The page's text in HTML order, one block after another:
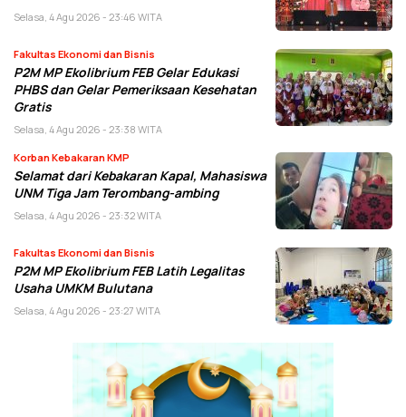
Selasa, 4 Agu 2026 - 23:46 WITA
Fakultas Ekonomi dan Bisnis
P2M MP Ekolibrium FEB Gelar Edukasi
PHBS dan Gelar Pemeriksaan Kesehatan
Gratis
Selasa, 4 Agu 2026 - 23:38 WITA
Korban Kebakaran KMP
Selamat dari Kebakaran Kapal, Mahasiswa
UNM Tiga Jam Terombang-ambing
Selasa, 4 Agu 2026 - 23:32 WITA
Fakultas Ekonomi dan Bisnis
P2M MP Ekolibrium FEB Latih Legalitas
Usaha UMKM Bulutana
Selasa, 4 Agu 2026 - 23:27 WITA